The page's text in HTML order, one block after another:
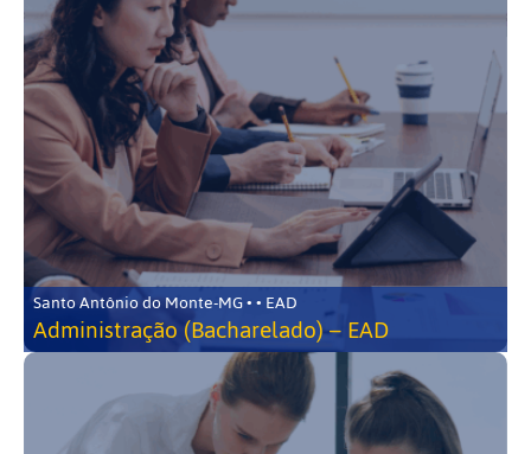
Santo Antônio do Monte-MG • • EAD
Administração (Bacharelado) – EAD